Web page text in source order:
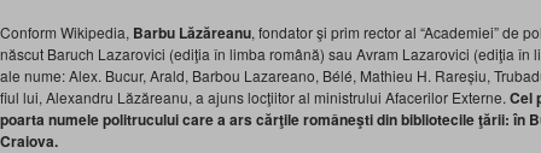
Conform Wikipedia, Barbu Lăzăreanu, fondator şi prim rector al “Academiei” de
născut Baruch Lazarovici (ediţia în limba română) sau Avram Lazarovici (ediţia în
ale nume:Alex. Bucur, Arald, Barbou Lazareano, Bélé, Mathieu H. Rareșiu,
fiul lui, Alexandru Lăzăreanu, a ajuns locţiitor al ministrului Afacerilor Externe. Cel
poarta numele politrucului care a ars cărţile româneşti din bibliotecile ţării: în
Craiova.